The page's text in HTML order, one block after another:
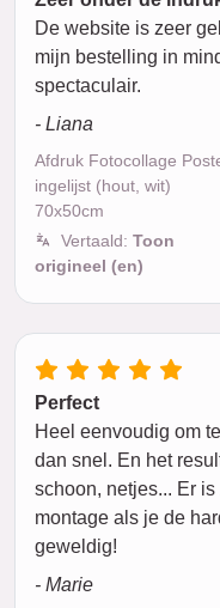
De website is zeer
mijn bestelling in
spectaculair.
- Liana
Afdruk Fotocollage
ingelijst (hout, wit)
70x50cm
Vertaald: Toon
origineel (en)
Perfect
Heel eenvoudig om
dan snel. En het
schoon, netjes... Er
montage als je de
geweldig!
- Marie